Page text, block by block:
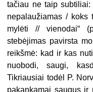
tačiau ne taip
nepalaužiamas / koks
mylėti // vienodai“
stebėjimas pavirsta
reikšmė: kad ir kas
nuobodi, saugi,
Tikriausiai todėl P.
pakankamai saugus ir